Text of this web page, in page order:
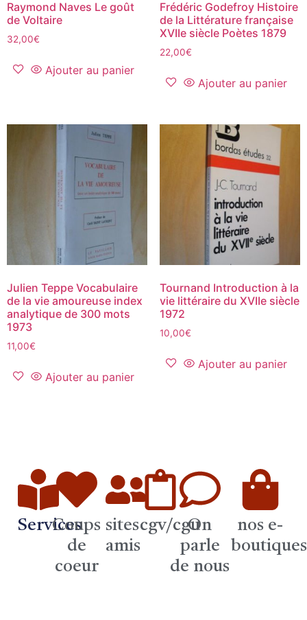
Raymond Naves Le goût
de Voltaire
32,00€
Ajouter au panier
Frédéric Godefroy Histoire
de la Littérature française
XVIIe siècle Poètes 1879
22,00€
Ajouter au panier
Julien Teppe Vocabulaire
de la vie amoureuse index
analytique de 300 mots
1973
11,00€
Ajouter au panier
Tournand Introduction à la
vie littéraire du XVIIe siècle
1972
10,00€
Ajouter au panier
Services
Coups
de
coeur
sites
amis
cgv/cguOn
parle
de nous
nos e-
boutiques